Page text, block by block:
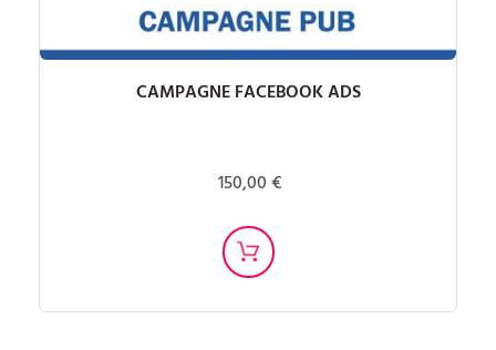
CAMPAGNE FACEBOOK ADS
150,00 €